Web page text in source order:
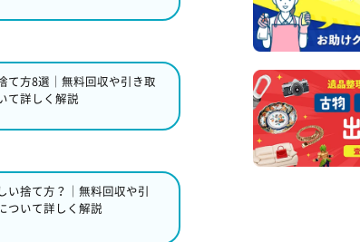
て方8選｜無料回収や引き取
て詳しく解説
い捨て方？｜無料回収や引
ついて詳しく解説